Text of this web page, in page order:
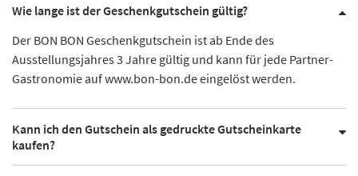
Wie lange ist der Geschenkgutschein gültig?
Der BON BON Geschenkgutschein ist ab Ende des
Ausstellungsjahres 3 Jahre gültig und kann für jede Partner-
Gastronomie auf www.bon-bon.de eingelöst werden.
Kann ich den Gutschein als gedruckte Gutscheinkarte
kaufen?